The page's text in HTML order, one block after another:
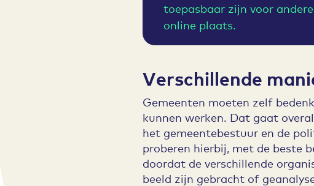
toepasbaar zijn voor
online plaats.
Verschillende
Gemeenten moeten zelf
kunnen werken. Dat gaat
het gemeentebestuur en de
proberen hierbij, met de beste
doordat de verschillende
beeld zijn gebracht of